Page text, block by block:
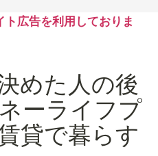
広告を利用しておりま
めた人の後
ーライフプ
貸で暮らす